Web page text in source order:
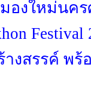
องใหม่นค
างสรรค์ พ